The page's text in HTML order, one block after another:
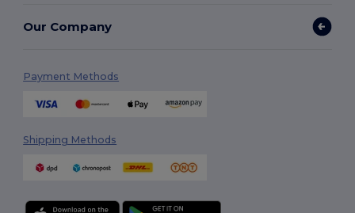
Our Company
Payment Methods
Shipping Methods